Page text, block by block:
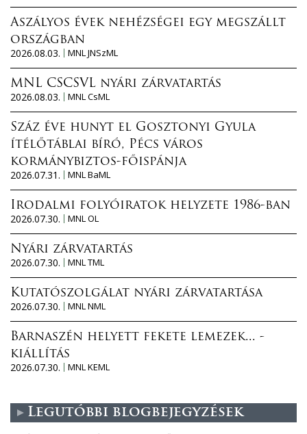
Aszályos évek nehézségei egy megszállt
országban
2026.08.03.
MNL JNSzML
MNL CSCSVL nyári zárvatartás
2026.08.03.
MNL CsML
Száz éve hunyt el Gosztonyi Gyula
ítélőtáblai bíró, Pécs város
kormánybiztos-főispánja
2026.07.31.
MNL BaML
Irodalmi folyóiratok helyzete 1986-ban
2026.07.30.
MNL OL
Nyári zárvatartás
2026.07.30.
MNL TML
Kutatószolgálat nyári zárvatartása
2026.07.30.
MNL NML
Barnaszén helyett fekete lemezek... -
kiállítás
2026.07.30.
MNL KEML
Legutóbbi blogbejegyzések